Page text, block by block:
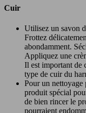
Cuir
Utilisez un savon
Frottez
abondamment.
Appliquez une
Il est important de
type de cuir du
Pour un
produit spécial
de bien rincer le
pourraient